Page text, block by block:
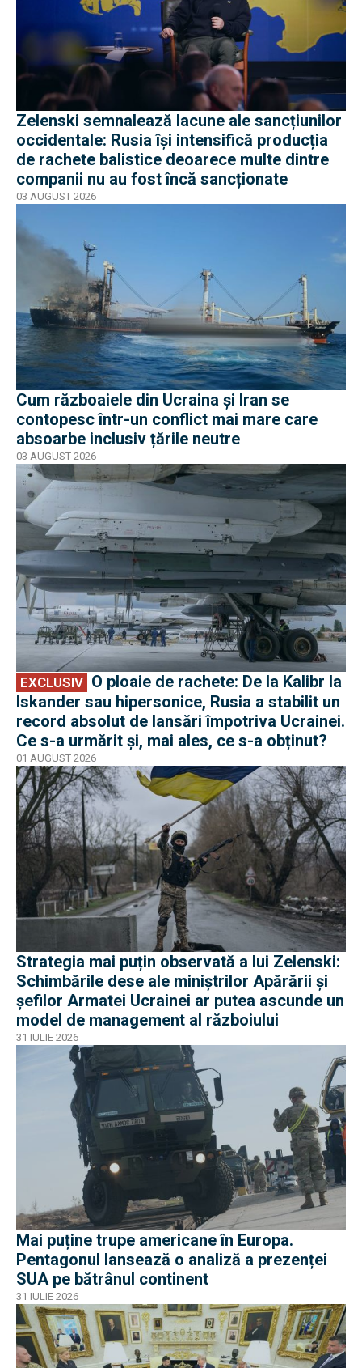
Zelenski semnalează lacune ale sancțiunilor
occidentale: Rusia își intensifică producția
de rachete balistice deoarece multe dintre
companii nu au fost încă sancționate
03 AUGUST 2026
Cum războaiele din Ucraina și Iran se
contopesc într-un conflict mai mare care
absoarbe inclusiv țările neutre
03 AUGUST 2026
EXCLUSIV
EXCLUSIV
Iskander sau hipersonice, Rusia a stabilit un
record absolut de lansări împotriva Ucrainei.
Ce s-a urmărit și, mai ales, ce s-a obținut?
01 AUGUST 2026
Strategia mai puțin observată a lui Zelenski:
Schimbările dese ale miniștrilor Apărării și
șefilor Armatei Ucrainei ar putea ascunde un
model de management al războiului
31 IULIE 2026
Mai puține trupe americane în Europa.
Pentagonul lansează o analiză a prezenței
SUA pe bătrânul continent
31 IULIE 2026